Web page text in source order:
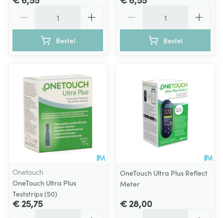
Bestel Bestel
Onetouch
OneTouch Ultra Plus
Teststrips (50)
€ 25,75
OneTouch Ultra Plus Reflect
Meter
€ 28,00